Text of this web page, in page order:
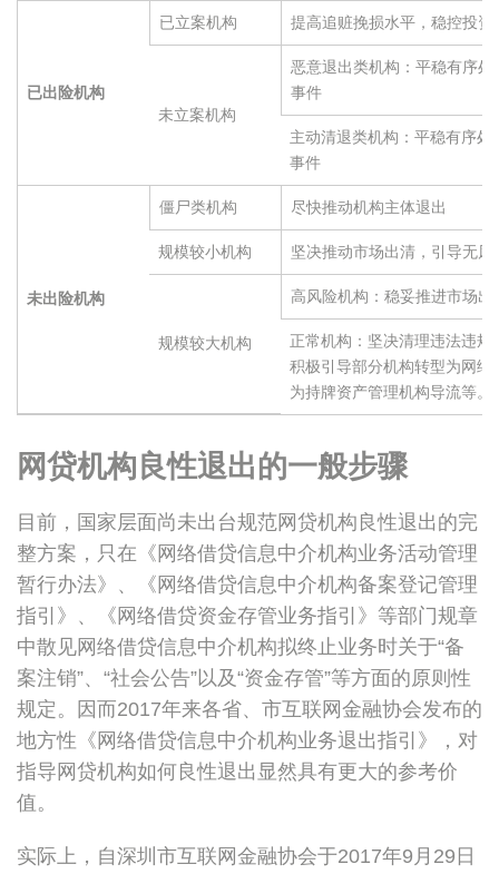
已出险机构
已立案机构 提高追赃挽损水平，稳控投资
未立案机构
恶意退出类机构：平稳有序
事件
主动清退类机构：平稳有序
事件
未出险机构
僵尸类机构 尽快推动机构主体退出
规模较小机构 坚决推动市场出清，引导无风
规模较大机构
高风险机构：稳妥推进市场
正常机构：坚决清理违法违
积极引导部分机构转型为网络
为持牌资产管理机构导流等。
网贷机构良性退出的一般步骤
目前，国家层面尚未出台规范网贷机构良性退出的完
整方案，只在《网络借贷信息中介机构业务活动管理
暂行办法》、《网络借贷信息中介机构备案登记管理
指引》、《网络借贷资金存管业务指引》等部门规章
中散见网络借贷信息中介机构拟终止业务时关于“备
案注销”、“社会公告”以及“资金存管”等方面的原则性
规定。因而2017年来各省、市互联网金融协会发布的
地方性《网络借贷信息中介机构业务退出指引》，对
指导网贷机构如何良性退出显然具有更大的参考价
值。
实际上，自深圳市互联网金融协会于2017年9月29日